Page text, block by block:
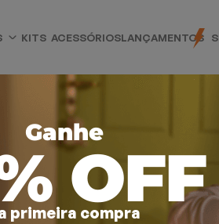
KITS ACESSÓRIOSLANÇAMENTOS
Ganhe
OFF
primeira compra